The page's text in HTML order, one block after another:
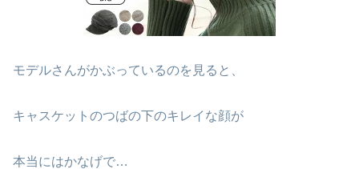
モデルさんがかぶっているのを見ると、
キャスケットのつばの下のキレイな顔が
本当にはかなげで…